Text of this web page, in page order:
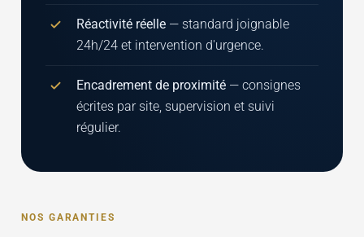
Réactivité réelle — standard joignable
24h/24 et intervention d'urgence.
Encadrement de proximité — consignes
écrites par site, supervision et suivi
régulier.
NOS GARANTIES